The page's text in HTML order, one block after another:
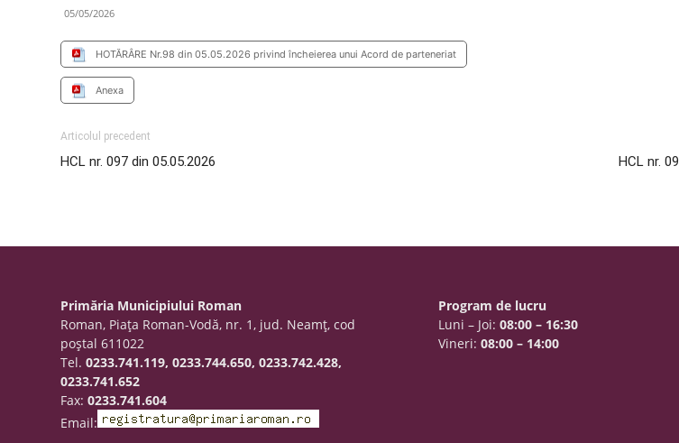
05/05/2026
HOTĂRÂRE Nr.98 din 05.05.2026 privind încheierea unui Acord de parteneriat
Anexa
Articolul precedent
HCL nr. 097 din 05.05.2026 HCL nr.
Primăria Municipiului Roman
Roman, Piaţa Roman-Vodă, nr. 1, jud. Neamţ, cod
poştal 611022
Tel.0233.741.119, 0233.744.650, 0233.742.428,
0233.741.652
Fax:0233.741.604
Email:
Program de lucru
Luni – Joi:08:00 – 16:30
Vineri:08:00 – 14:00